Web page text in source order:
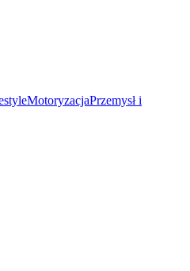
MotoryzacjaPrzemysł i